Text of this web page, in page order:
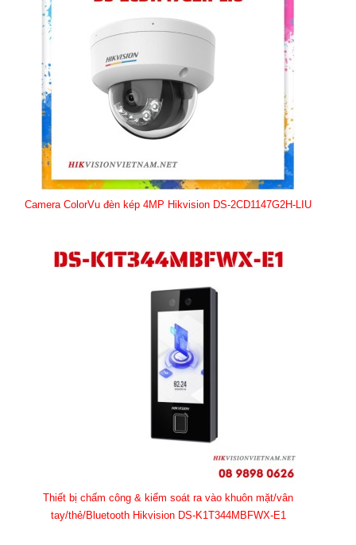
Camera ColorVu đèn kép 4MP Hikvision DS-2CD1147G2H-LIU
Thiết bị chấm công & kiểm soát ra vào khuôn mặt/vân
tay/thẻ/Bluetooth Hikvision DS-K1T344MBFWX-E1